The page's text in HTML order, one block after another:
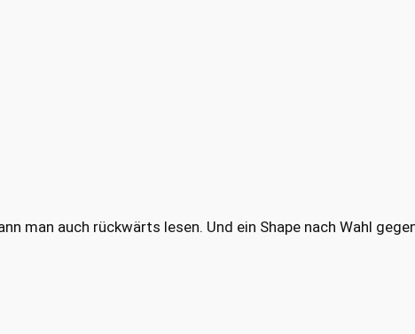
man auch rückwärts lesen. Und ein Shape nach Wahl